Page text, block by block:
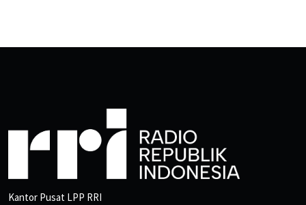
Kantor Pusat LPP RRI